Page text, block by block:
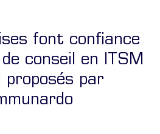
font confiance
conseil en ITSM
proposés par